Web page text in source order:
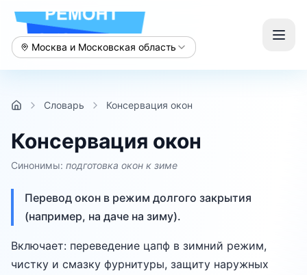
Москва и Московская область
Словарь Консервация окон
Консервация окон
Синонимы: подготовка окон к зиме
Перевод окон в режим долгого закрытия
(например, на даче на зиму).
Включает: переведение цапф в зимний режим,
чистку и смазку фурнитуры, защиту наружных